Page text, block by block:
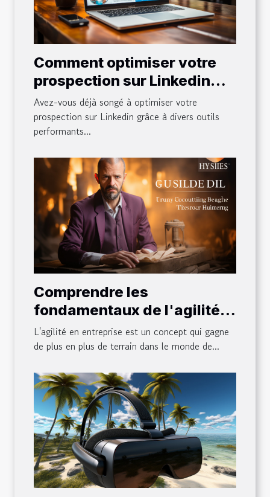
Comment optimiser votre
prospection sur Linkedin
avec des outils comme
Waalaxy
Avez-vous déjà songé à optimiser votre
prospection sur Linkedin grâce à divers outils
performants...
Comprendre les
fondamentaux de l'agilité
en entreprise
L'agilité en entreprise est un concept qui gagne
de plus en plus de terrain dans le monde de...